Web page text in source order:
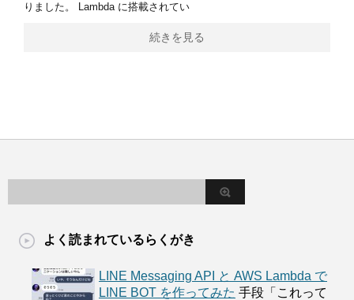
りました。 Lambda に搭載されてい
続きを見る
よく読まれているらくがき
LINE Messaging API と AWS Lambda で
LINE BOT を作ってみた 手段「これって